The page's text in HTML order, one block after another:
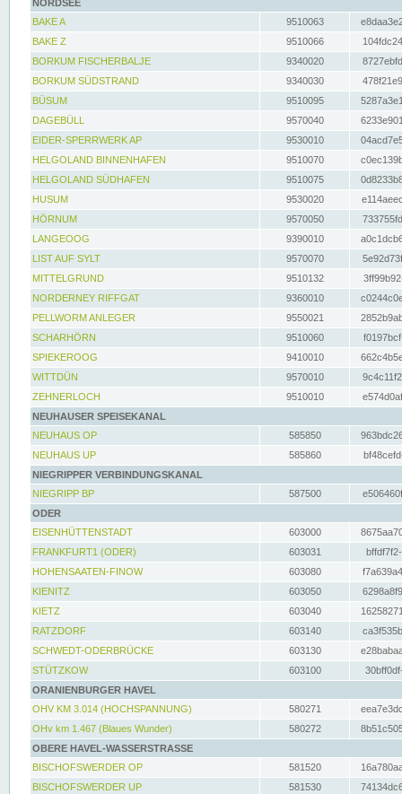
NORDSEE
BAKE A
9510063
BAKE Z
9510066
BORKUM FISCHERBALJE
9340020
BORKUM SÜDSTRAND
9340030
BÜSUM
9510095
DAGEBÜLL
9570040
EIDER-SPERRWERK AP
9530010
HELGOLAND BINNENHAFEN
9510070
HELGOLAND SÜDHAFEN
9510075
HUSUM
9530020
HÖRNUM
9570050
LANGEOOG
9390010
LIST AUF SYLT
9570070
MITTELGRUND
9510132
NORDERNEY RIFFGAT
9360010
PELLWORM ANLEGER
9550021
SCHARHÖRN
9510060
SPIEKEROOG
9410010
WITTDÜN
9570010
ZEHNERLOCH
9510010
NEUHAUSER SPEISEKANAL
NEUHAUS OP
585850
NEUHAUS UP
585860
NIEGRIPPER VERBINDUNGSKANAL
NIEGRIPP BP
587500
ODER
EISENHÜTTENSTADT
603000
FRANKFURT1 (ODER)
603031
HOHENSAATEN-FINOW
603080
KIENITZ
603050
KIETZ
603040
RATZDORF
603140
SCHWEDT-ODERBRÜCKE
603130
STÜTZKOW
603100
ORANIENBURGER HAVEL
OHV KM 3.014 (HOCHSPANNUNG)
580271
OHv km 1.467 (Blaues Wunder)
580272
OBERE HAVEL-WASSERSTRASSE
BISCHOFSWERDER OP
581520
BISCHOFSWERDER UP
581530